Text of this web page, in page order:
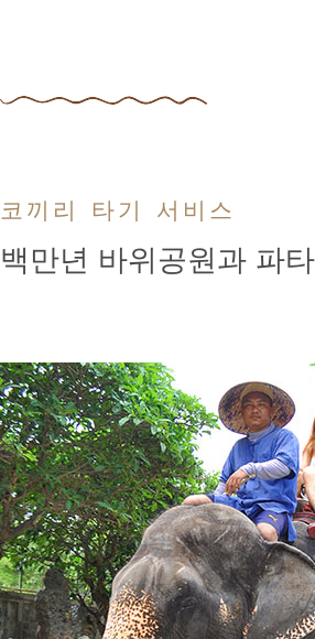
코끼리 타기 서비스
백만년 바위공원과 파